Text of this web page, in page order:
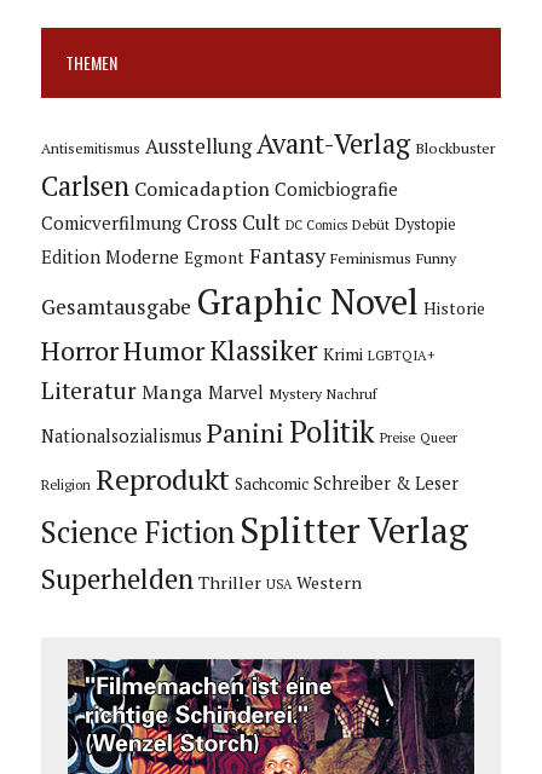
THEMEN
Antisemitismus Ausstellung Avant-Verlag Blockbuster
Carlsen Comicadaption Comicbiografie
Comicverfilmung Cross Cult DC Comics Debüt Dystopie
Edition Moderne Egmont Fantasy Feminismus Funny
Gesamtausgabe Graphic Novel Historie
HorrorHumorKlassiker Krimi LGBTQIA+
Literatur Manga Marvel Mystery Nachruf
Nationalsozialismus Panini Politik Preise Queer
Religion Reprodukt Sachcomic Schreiber & Leser
Science Fiction Splitter Verlag
Superhelden Thriller USA Western